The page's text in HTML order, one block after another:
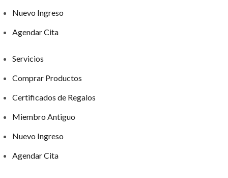
Nuevo Ingreso
Agendar Cita
Servicios
Comprar Productos
Certificados de Regalos
Miembro Antiguo
Nuevo Ingreso
Agendar Cita